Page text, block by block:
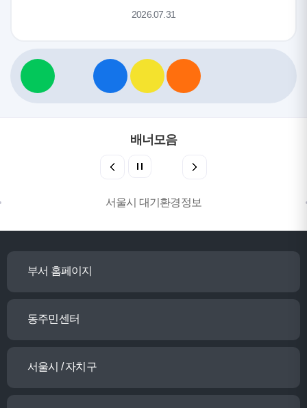
2026.07.31
배너모음
서울시 대기환경정보
부서 홈페이지
동주민센터
서울시 / 자치구